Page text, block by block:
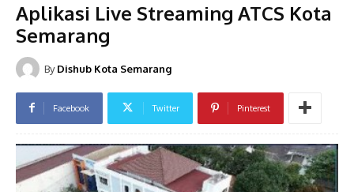
Aplikasi Live Streaming ATCS Kota
Semarang
By Dishub Kota Semarang
Facebook Twitter Pinterest